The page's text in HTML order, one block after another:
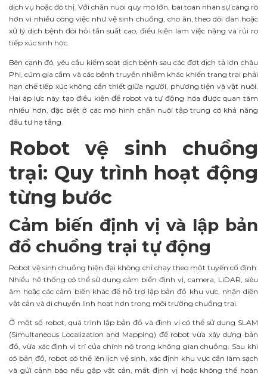
dịch vụ hoặc đô thị. Với chăn nuôi quy mô lớn, bài toán nhân sự càng rõ
hơn vì nhiều công việc như vệ sinh chuồng, cho ăn, theo dõi đàn hoặc
xử lý dịch bệnh đòi hỏi tần suất cao, điều kiện làm việc nặng và rủi ro
tiếp xúc sinh học.
Bên cạnh đó, yêu cầu kiểm soát dịch bệnh sau các đợt dịch tả lợn châu
Phi, cúm gia cầm và các bệnh truyền nhiễm khác khiến trang trại phải
hạn chế tiếp xúc không cần thiết giữa người, phương tiện và vật nuôi.
Hai áp lực này tạo điều kiện để robot và tự động hóa được quan tâm
nhiều hơn, đặc biệt ở các mô hình chăn nuôi tập trung có khả năng
đầu tư hạ tầng.
Robot vệ sinh chuồng
trại: Quy trình hoạt động
từng bước
Cảm biến định vị và lập bản
đồ chuồng trại tự động
Robot vệ sinh chuồng hiện đại không chỉ chạy theo một tuyến cố định.
Nhiều hệ thống có thể sử dụng cảm biến định vị, camera, LiDAR, siêu
âm hoặc các cảm biến khác để hỗ trợ lập bản đồ khu vực, nhận diện
vật cản và di chuyển linh hoạt hơn trong môi trường chuồng trại.
Ở một số robot, quá trình lập bản đồ và định vị có thể sử dụng SLAM
(Simultaneous Localization and Mapping) để robot vừa xây dựng bản
đồ, vừa xác định vị trí của chính nó trong không gian chuồng. Sau khi
có bản đồ, robot có thể lên lịch vệ sinh, xác định khu vực cần làm sạch
và gửi cảnh báo nếu gặp vật cản, mất định vị hoặc không thể hoàn